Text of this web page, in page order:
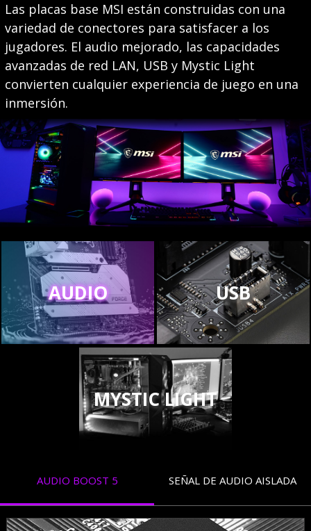
Las placas base MSI están construidas con una
variedad de conectores para satisfacer a los
jugadores. El audio mejorado, las capacidades
avanzadas de red LAN, USB y Mystic Light
convierten cualquier experiencia de juego en una
inmersión.
AUDIO USB
MYSTIC LIGHT
AUDIO BOOST 5 SEÑAL DE AUDIO AISLADA